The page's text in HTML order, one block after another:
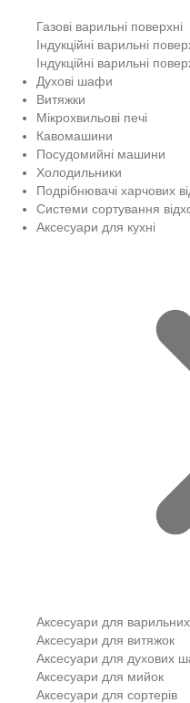
Газові варильні поверхні
Індукційні варильні
Індукційні варильні
Духові шафи
Витяжки
Мікрохвильові печі
Кавомашини
Посудомийні машини
Холодильники
Подрібнювачі харчових
Системи сортування
Аксесуари для кухні
Аксесуари для
Аксесуари для витяжок
Аксесуари для духових
Аксесуари для мийок
Аксесуари для сортерів